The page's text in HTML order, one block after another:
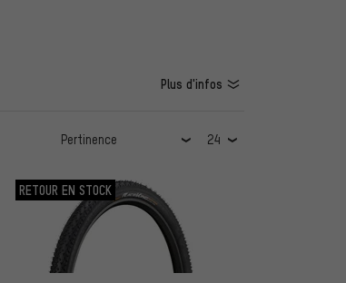
Plus d'infos
RETOUR EN STOCK